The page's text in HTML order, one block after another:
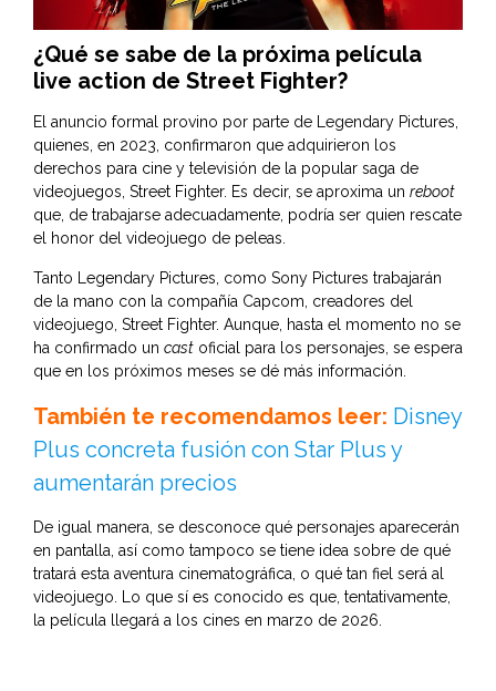
¿Qué se sabe de la próxima película
live action de Street Fighter?
El anuncio formal provino por parte de Legendary Pictures,
quienes, en 2023, confirmaron que adquirieron los
derechos para cine y televisión de la popular saga de
videojuegos, Street Fighter. Es decir, se aproxima un reboot
que, de trabajarse adecuadamente, podría ser quien rescate
el honor del videojuego de peleas.
Tanto Legendary Pictures, como Sony Pictures trabajarán
de la mano con la compañía Capcom, creadores del
videojuego, Street Fighter. Aunque, hasta el momento no se
ha confirmado un cast oficial para los personajes, se espera
que en los próximos meses se dé más información.
También te recomendamos leer: Disney
Plus concreta fusión con Star Plus y
aumentarán precios
De igual manera, se desconoce qué personajes aparecerán
en pantalla, así como tampoco se tiene idea sobre de qué
tratará esta aventura cinematográfica, o qué tan fiel será al
videojuego. Lo que sí es conocido es que, tentativamente,
la película llegará a los cines en marzo de 2026.